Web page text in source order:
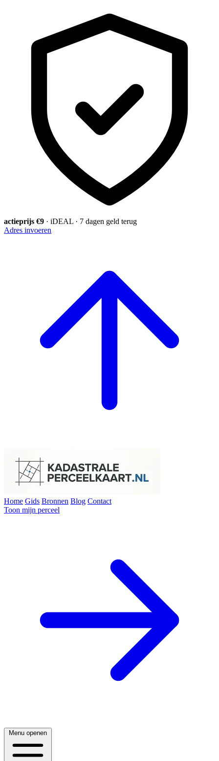
actieprijs €9 · iDEAL · 7 dagen geld terug
Adres invoeren
Home Gids Bronnen Blog Contact
Toon mijn perceel
Menu openen